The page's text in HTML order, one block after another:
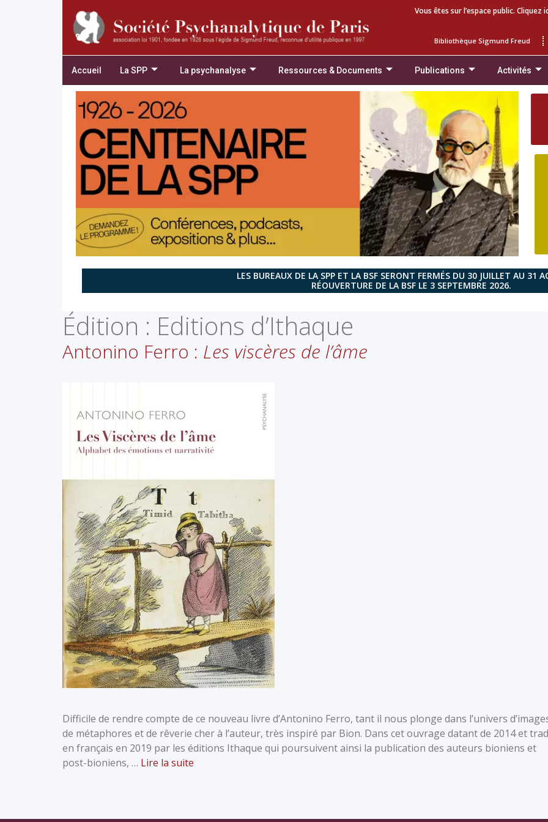
Vous êtes sur l’espace public.
Bibliothèque Sigmund Freud
Accueil La SPP La psychanalyse Ressources & Documents Publications Activités
LES BUREAUX DE LA SPP ET LA BSF SERONT FERMÉS DU 30 JUILLET AU 31
RÉOUVERTURE DE LA BSF LE 3 SEPTEMBRE 2026.
Édition : Editions d’Ithaque
Antonino Ferro : Les viscères de l’âme
Difficile de rendre compte de ce nouveau livre d’Antonino Ferro, tant il nous plonge dans l’univers
de métaphores et de rêverie cher à l’auteur, très inspiré par Bion. Dans cet ouvrage datant de 2014 et
en français en 2019 par les éditions Ithaque qui poursuivent ainsi la publication des auteurs bioniens et
post-bioniens, … Lire la suite